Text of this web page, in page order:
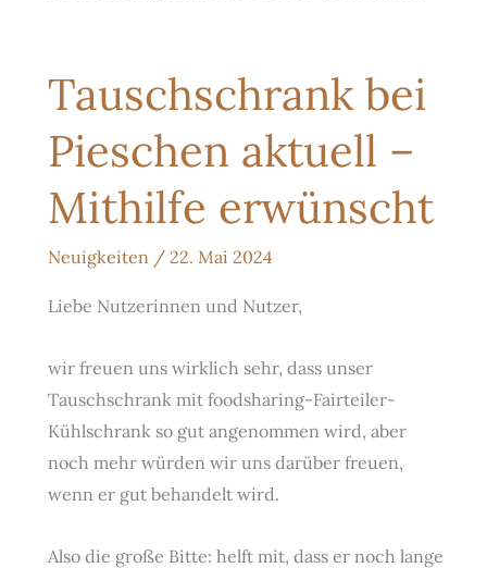
Tauschschrank bei
Pieschen aktuell –
Mithilfe erwünscht
Neuigkeiten / 22. Mai 2024
Liebe Nutzerinnen und Nutzer,
wir freuen uns wirklich sehr, dass unser
Tauschschrank mit foodsharing-Fairteiler-
Kühlschrank so gut angenommen wird, aber
noch mehr würden wir uns darüber freuen,
wenn er gut behandelt wird.
Also die große Bitte: helft mit, dass er noch lange